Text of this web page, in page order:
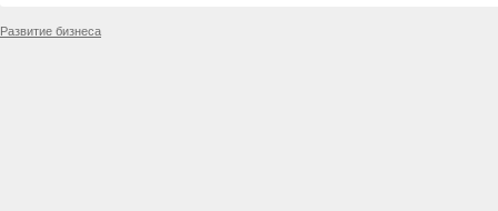
Развитие бизнеса